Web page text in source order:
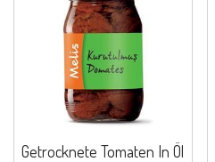
Getrocknete Tomaten In Öl